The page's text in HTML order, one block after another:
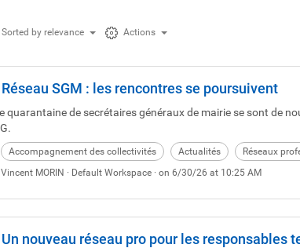
Sorted by relevance Actions
Réseau SGM : les rencontres se poursuivent
quarantaine de secrétaires généraux de mairie se sont de
Accompagnement des collectivités Actualités Réseaux
Vincent MORIN · Default Workspace · on 6/30/26 at 10:25 AM
Un nouveau réseau pro pour les responsables